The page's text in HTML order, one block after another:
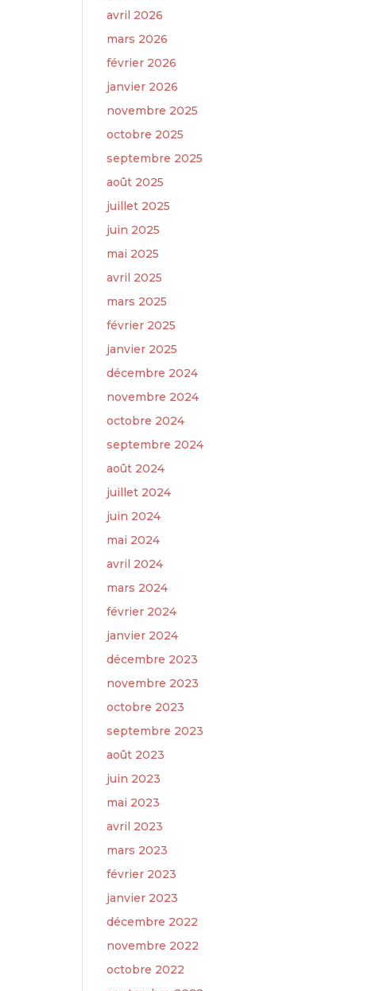
avril 2026
mars 2026
février 2026
janvier 2026
novembre 2025
octobre 2025
septembre 2025
août 2025
juillet 2025
juin 2025
mai 2025
avril 2025
mars 2025
février 2025
janvier 2025
décembre 2024
novembre 2024
octobre 2024
septembre 2024
août 2024
juillet 2024
juin 2024
mai 2024
avril 2024
mars 2024
février 2024
janvier 2024
décembre 2023
novembre 2023
octobre 2023
septembre 2023
août 2023
juin 2023
mai 2023
avril 2023
mars 2023
février 2023
janvier 2023
décembre 2022
novembre 2022
octobre 2022